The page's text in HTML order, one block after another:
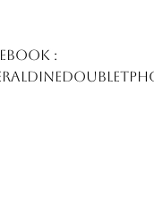
: